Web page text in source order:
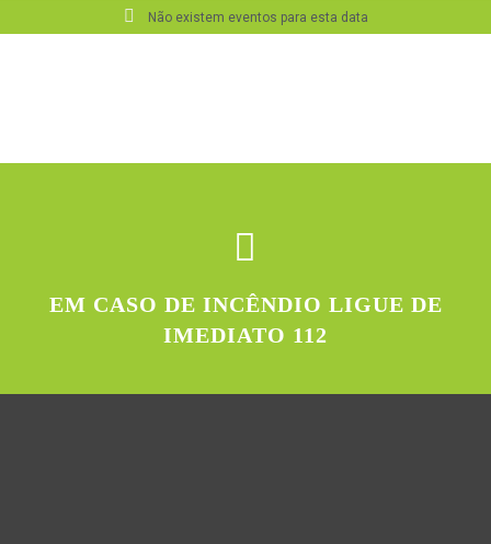
Não existem eventos para esta data
EM CASO DE INCÊNDIO LIGUE DE
IMEDIATO 112